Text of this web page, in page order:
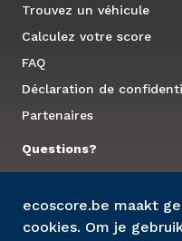
Trouvez un véhicule
Calculez votre score
FAQ
Déclaration de
Partenaires
Questions?
Contactez nous
ecoscore.be maakt
cookies. Om je